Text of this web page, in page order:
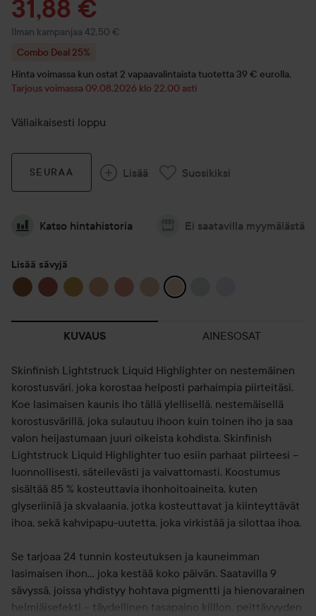
Tarjoushinta
31,88 €
Ilman kampanjaa 42,50 €
Combo Deal 25%
Hinta voimassa kun ostat 2 vapaavalintaista tuotetta 39 € eurolla.
Tarjous voimassa 09.08.2026 klo 22.00 asti
Väliaikaisesti loppu
SEURAA Lisää Suosikiksi
Katso hintahistoria Ei saatavilla myymälästä
Lisää sävyjä
KUVAUS AINESOSAT
Skinfinish Lightstruck Liquid Highlighter on nestemäinen
korostusväri, joka korostaa helposti parhaimpia piirteitäsi.
Koe lasimaisen kaunis iho tällä ylellisellä, nestemäisellä
korostusvärillä, joka sulautuu ihoon kuin toinen iho ja saa
valon heijastumaan juuri oikeista kohdista. Skinfinish
Lightstruck Liquid Highlighter tuo esiin parhaat piirteesi –
luonnollisesti, säteilevästi ja vaivattomasti. Koostumus
sisältää 85 % kosteuttavia ihonhoitoaineita, kuten
glyseriiniä ja skvalaania, jotka kosteuttavat ja kiinteyttävät
ihoa, sekä kahvipapu-uutetta, joka virkistää ja silottaa ihoa.
Se tarjoaa 24 tunnin kosteutuksen ja kauneimman
lasimaisen ihon... joka kestää koko päivän. Saatavilla 9
sävyssä, joissa yhdistyy hohtava pigmentti ja hienovarainen
helmiäisefekti – täydellinen tasapaino kiillon, peittävyyden